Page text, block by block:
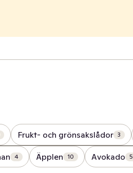
Frukt- och grönsakslådor 3
4 Äpplen 10 Avokado 5